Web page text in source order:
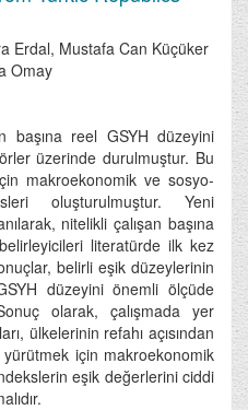
Erdal, Mustafa Can Küçüker
Omay
başına reel GSYH düzeyini
üzerinde durulmuştur. Bu
makroekonomik ve sosyo-
oluşturulmuştur. Yeni
nitelikli çalışan başına
literatürde ilk kez
belirli eşik düzeylerinin
düzeyini önemli ölçüde
olarak, çalışmada yer
ülkelerinin refahı açısından
için makroekonomik
eşik değerlerini ciddi